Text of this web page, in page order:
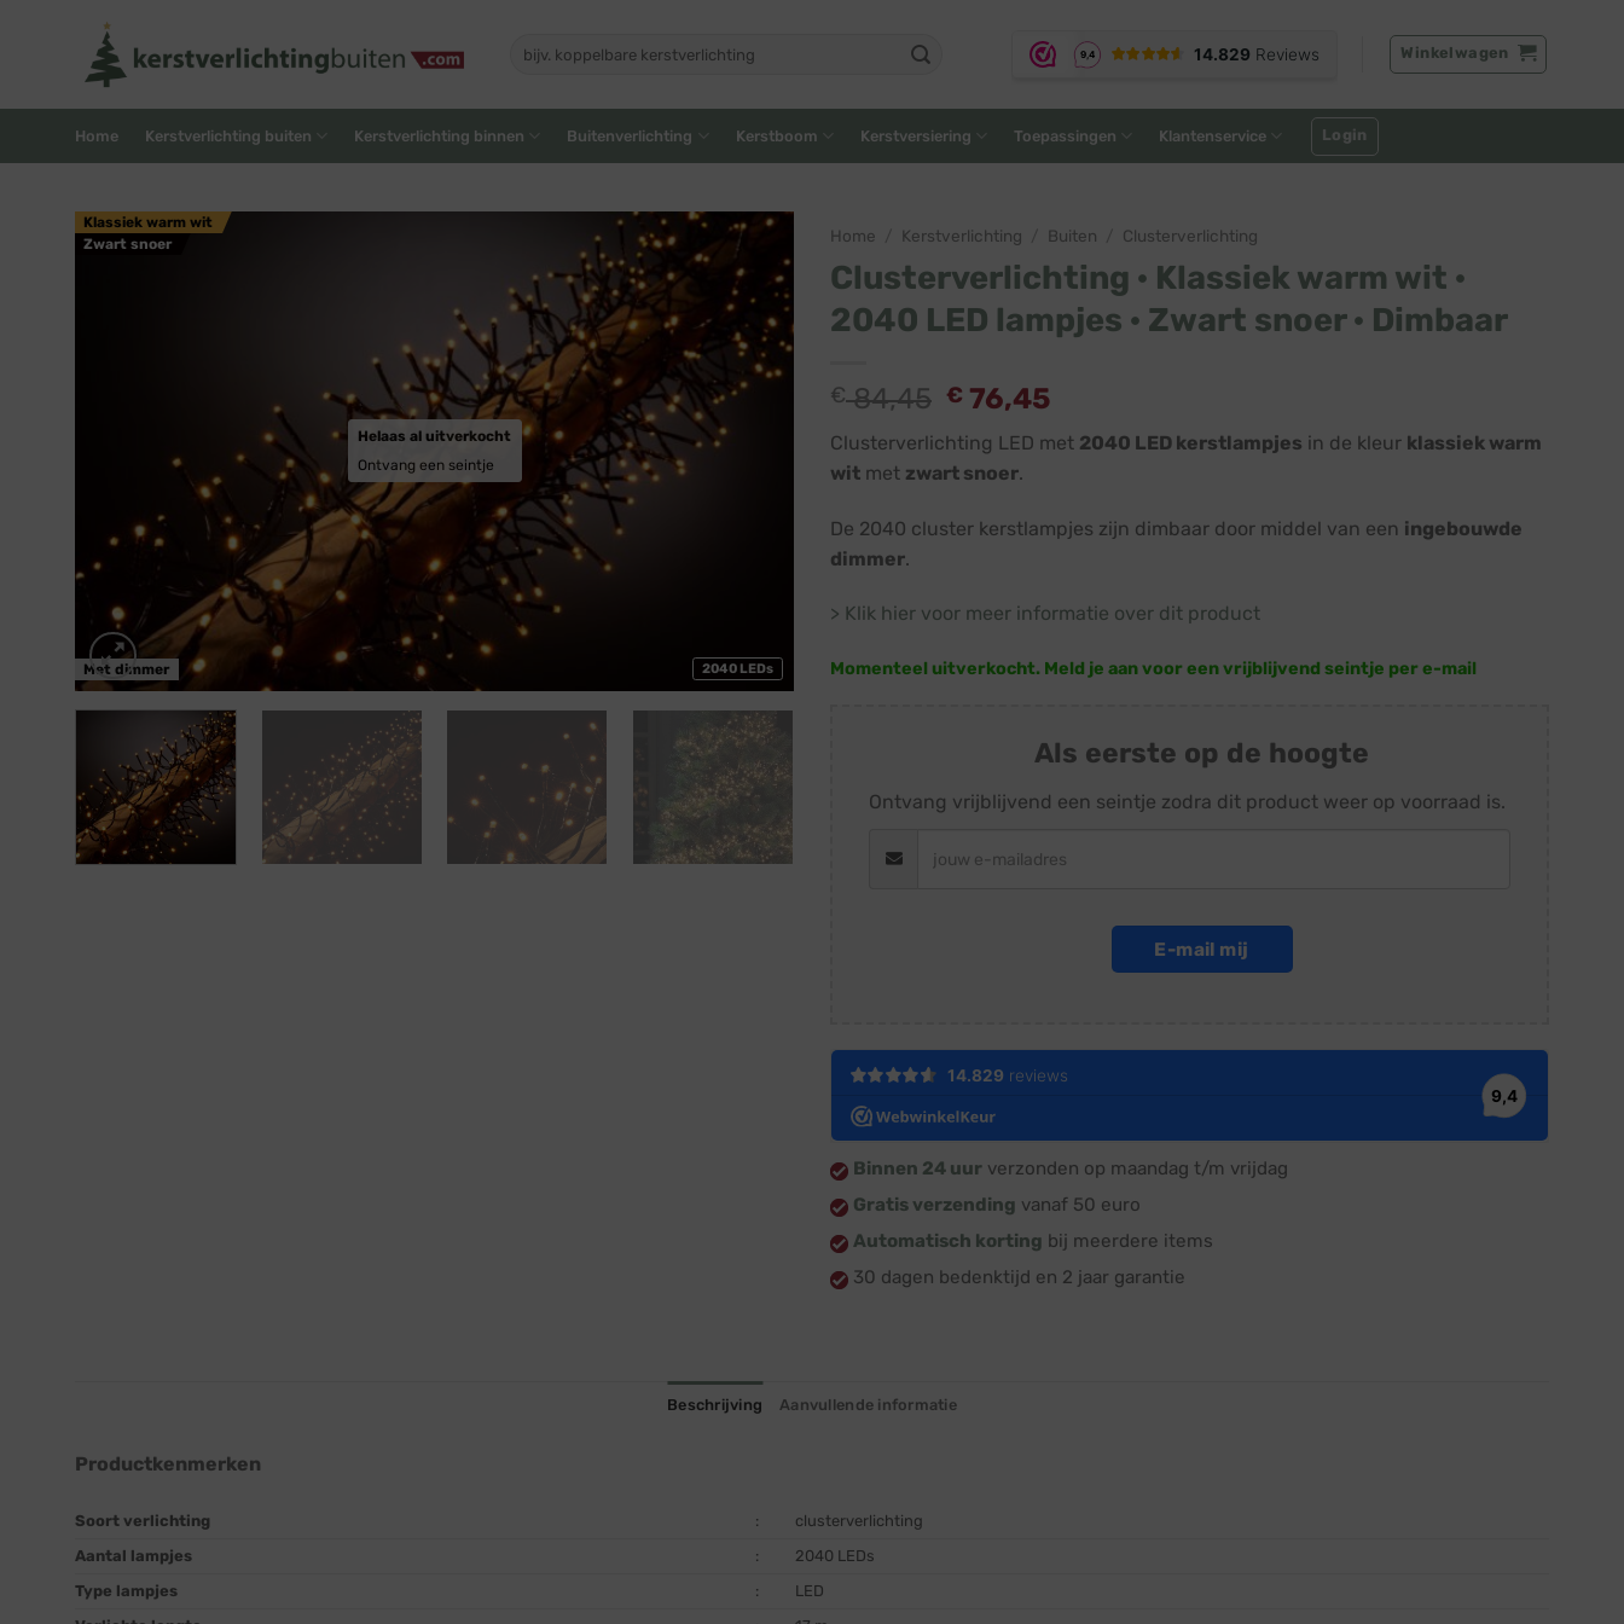
naar:
Winkelwagen
Home Kerstverlichting buiten Kerstverlichting binnen Buitenverlichting Kerstboom Kerstversiering Toepassingen Klantenservice Login
2040 LEDs
Klassiek warm wit
Zwart snoer
Met dimmer
Helaas al uitverkocht
Ontvang een seintje
Home Kerstverlichting Buiten Clusterverlichting
Clusterverlichting · Klassiek warm wit ·
2040 LED lampjes · Zwart snoer · Dimbaar
€84,45 Oorspronkelijke
was:
€ 84,45.
€ 76,45
is:
Clusterverlichting LED met 2040 LED kerstlampjes in de kleur klassiek warm
wit met zwart snoer.
De 2040 cluster kerstlampjes zijn dimbaar door middel van een ingebouwde
dimmer.
> Klik hier voor meer informatie over dit product
Momenteel uitverkocht. Meld je aan voor een vrijblijvend seintje per e-mail
Als eerste op de hoogte
Ontvang vrijblijvend een seintje zodra dit product weer op voorraad is.
E-mail mij
Binnen 24 uur verzonden op maandag t/m vrijdag
Gratis verzending vanaf 50 euro
Automatisch korting bij meerdere items
30 dagen bedenktijd en 2 jaar garantie
Beschrijving Aanvullende informatie
Productkenmerken
Soort verlichting :
clusterverlichting
Aantal lampjes
:
2040 LEDs
Type lampjes
:
LED